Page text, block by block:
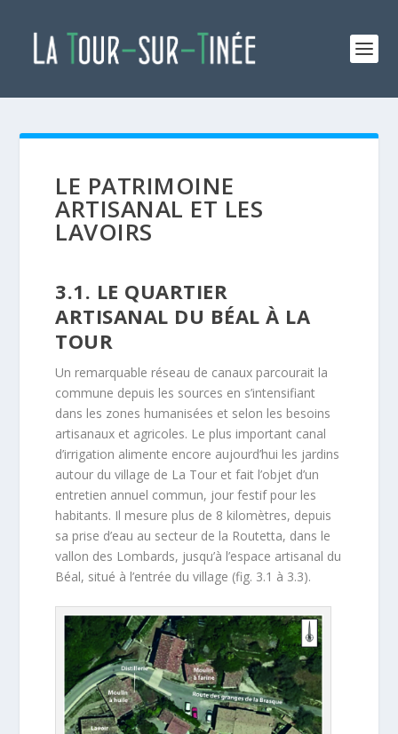
LE PATRIMOINE
ARTISANAL ET LES
LAVOIRS
3.1. LE QUARTIER
ARTISANAL DU BÉAL À LA
TOUR
Un remarquable réseau de canaux parcourait la
commune depuis les sources en s’intensifiant
dans les zones humanisées et selon les besoins
artisanaux et agricoles. Le plus important canal
d’irrigation alimente encore aujourd’hui les jardins
autour du village de La Tour et fait l’objet d’un
entretien annuel commun, jour festif pour les
habitants. Il mesure plus de 8 kilomètres, depuis
sa prise d’eau au secteur de la Routetta, dans le
vallon des Lombards, jusqu’à l’espace artisanal du
Béal, situé à l’entrée du village (fig. 3.1 à 3.3).